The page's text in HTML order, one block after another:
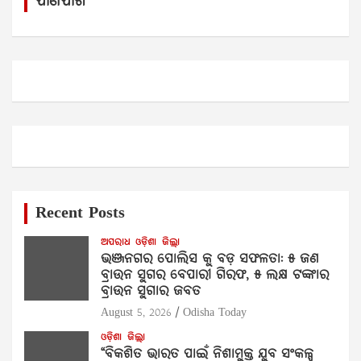
Recent Posts
ଅପରାଧ ଓଡ଼ିଶା ଜିଲ୍ଲା
ଭଞ୍ଜନଗର ପୋଲିସ କୁ ବଡ଼ ସଫଳତା: ୫ ଜଣ
ବ୍ରାଉନ ସୁଗର ବେପାରୀ ଗିରଫ, ୫ ଲକ୍ଷ ଟଙ୍କାର
ବ୍ରାଉନ ସୁଗାର ଜବତ
August 5, 2026 Odisha Today
ଓଡ଼ିଶା ଜିଲ୍ଲା
“ବିକଶିତ ଭାରତ ପାଇଁ ନିଶାମୁକ୍ତ ଯୁବ ସଂକଳ୍ପ